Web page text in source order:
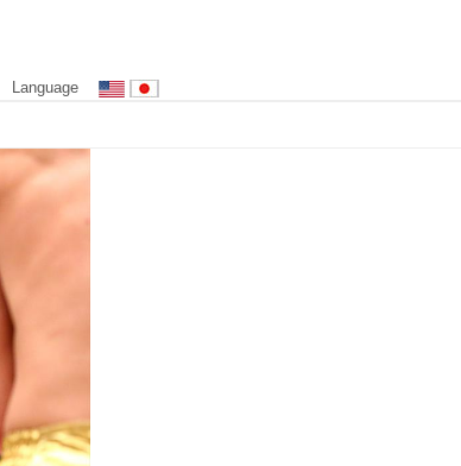
| Language